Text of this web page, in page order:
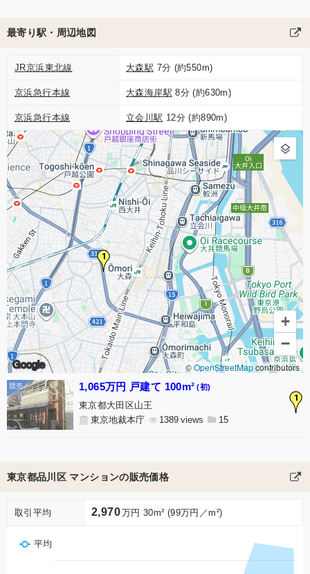
最寄り駅・周辺地図
JR京浜東北線 大森駅 7分 (約550m)
京浜急行本線 大森海岸駅 8分 (約630m)
京浜急行本線 立会川駅 12分 (約890m)
1
Google
+
−
©OpenStreetMapcontributors
1
1,065万円 戸建て 100m² (初)
東京都大田区山王
東京地裁本庁
1389 15
東京都品川区 マンションの販売価格
取引平均 2,970万円 30m² (99万円／m²)
平均